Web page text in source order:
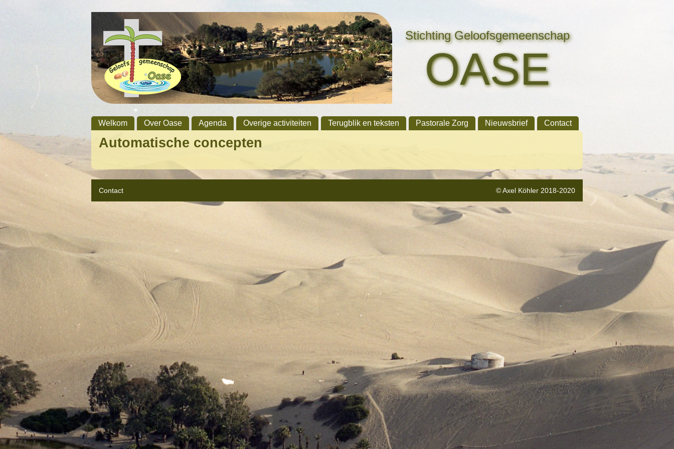
Stichting Geloofsgemeenschap
OASE
Welkom Over Oase Agenda Overige activiteiten Terugblik en teksten Pastorale Zorg Nieuwsbrief Contact
Automatische concepten
Contact © Axel Köhler 2018-2020